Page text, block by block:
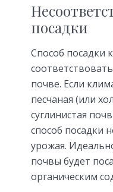
посадки
Способ посадки
почве. Если
песчаная (или
суглинистая
способ посадки
урожая.
почвы будет
органическим